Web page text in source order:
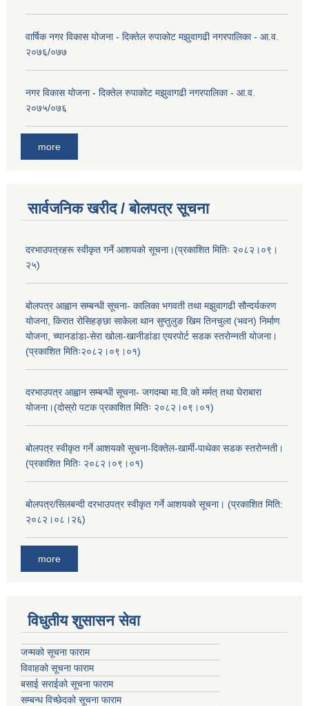
वार्षिक नगर विकास योजना - दिक्तेल रुपाकोट मझुवागढी नगरपालिका - आ.व.
२०७६/०७७
नगर विकास योजना - दिक्तेल रुपाकोट मझुवागढी नगरपालिका - आ.व.
२०७५/०७६
more
सार्वजनिक खरीद / बोलपत्र सूचना
दरभाउपत्रहरू स्वीकृत गर्ने आशयको सूचना।(प्रकाशित मितिः २०८२।०९।
२५)
बोलपत्र आह्वान सम्बन्धी सूचना- कालिका भगवती तथा मझुवागढी सौन्दर्यकरण
योजना, किरात रोसिहङ्छा साकेला थान सुप्तुलुङ खिम तिनचुला (भवन) निर्माण
योजना, च्यानडांडा-सेरा खोला-खानीडांडा एयरपोर्ट सडक स्तरोन्नती योजना।
(प्रकाशित मितिः२०८२।०९।०१)
दरभाउपत्र आह्वान सम्बन्धी सूचना- जगदम्बा मा.वि.को मर्मत् तथा घेराबारा
योजना।(दोस्रो पटक प्रकाशित मितिः २०८२।०९।०१)
बोलपत्र स्वीकृत गर्ने आशयको सूचना-दिक्तेल-खार्मी-पाथेका सडक स्तरोन्नती।
(प्रकाशित मितिः २०८२।०९।०१)
बोलपत्र/सिलबन्दी दरभाउपत्र स्वीकृत गर्ने आशयको सूचना। (प्रकाशित मिति:
२०८२।०८।२६)
more
विधुतीय शुसासन सेवा
जन्मको सूचना फाराम
विवाहको सूचना फाराम
बसाई सराईको सूचना फाराम
सम्बन्ध विच्छेदको सूचना फाराम